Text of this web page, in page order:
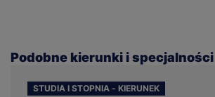
Podobne kierunki i specjalności
STUDIA I STOPNIA - KIERUNEK